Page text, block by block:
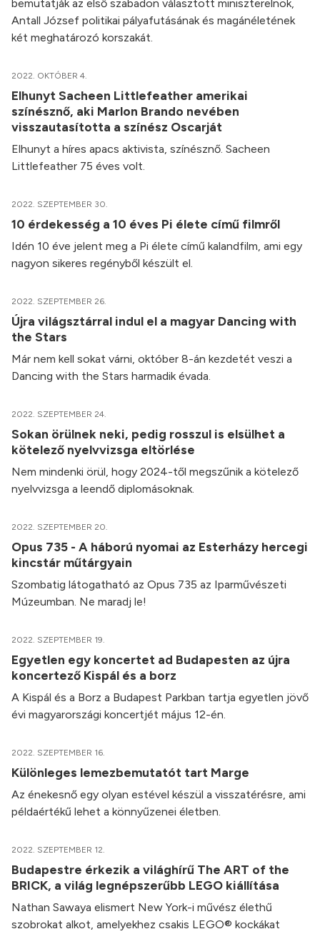
bemutatják az első szabadon választott miniszterelnök,
Antall József politikai pályafutásának és magánéletének
két meghatározó korszakát.
2022. OKTÓBER 4.
Elhunyt Sacheen Littlefeather amerikai
színésznő, aki Marlon Brando nevében
visszautasította a színész Oscarját
Elhunyt a híres apacs aktivista, színésznő. Sacheen
Littlefeather 75 éves volt.
2022. SZEPTEMBER 30.
10 érdekesség a 10 éves Pi élete című filmről
Idén 10 éve jelent meg a Pi élete című kalandfilm, ami egy
nagyon sikeres regényből készült el.
2022. SZEPTEMBER 26.
Újra világsztárral indul el a magyar Dancing with
the Stars
Már nem kell sokat várni, október 8-án kezdetét veszi a
Dancing with the Stars harmadik évada.
2022. SZEPTEMBER 24.
Sokan örülnek neki, pedig rosszul is elsülhet a
kötelező nyelvvizsga eltörlése
Nem mindenki örül, hogy 2024-től megszűnik a kötelező
nyelvvizsga a leendő diplomásoknak.
2022. SZEPTEMBER 20.
Opus 735 - A háború nyomai az Esterházy hercegi
kincstár műtárgyain
Szombatig látogatható az Opus 735 az Iparművészeti
Múzeumban. Ne maradj le!
2022. SZEPTEMBER 19.
Egyetlen egy koncertet ad Budapesten az újra
koncertező Kispál és a borz
A Kispál és a Borz a Budapest Parkban tartja egyetlen jövő
évi magyarországi koncertjét május 12-én.
2022. SZEPTEMBER 16.
Különleges lemezbemutatót tart Marge
Az énekesnő egy olyan estével készül a visszatérésre, ami
példaértékű lehet a könnyűzenei életben.
2022. SZEPTEMBER 12.
Budapestre érkezik a világhírű The ART of the
BRICK, a világ legnépszerűbb LEGO kiállítása
Nathan Sawaya elismert New York-i művész élethű
szobrokat alkot, amelyekhez csakis LEGO® kockákat